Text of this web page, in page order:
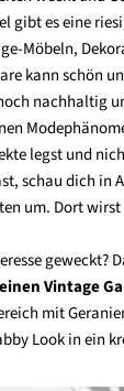
gibt es eine
Möbeln,
kann schön
nachhaltig
legst und
schau dich in
um. Dort
geweckt?
Vintage
mit
Look in ein